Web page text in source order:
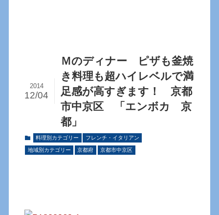
Ｍのディナー ピザも釜焼
き料理も超ハイレベルで満
足感が高すぎます！ 京都
市中京区 「エンボカ 京
都」
2014
12/04
料理別カテゴリー フレンチ・イタリアン
地域別カテゴリー 京都府 京都市中京区